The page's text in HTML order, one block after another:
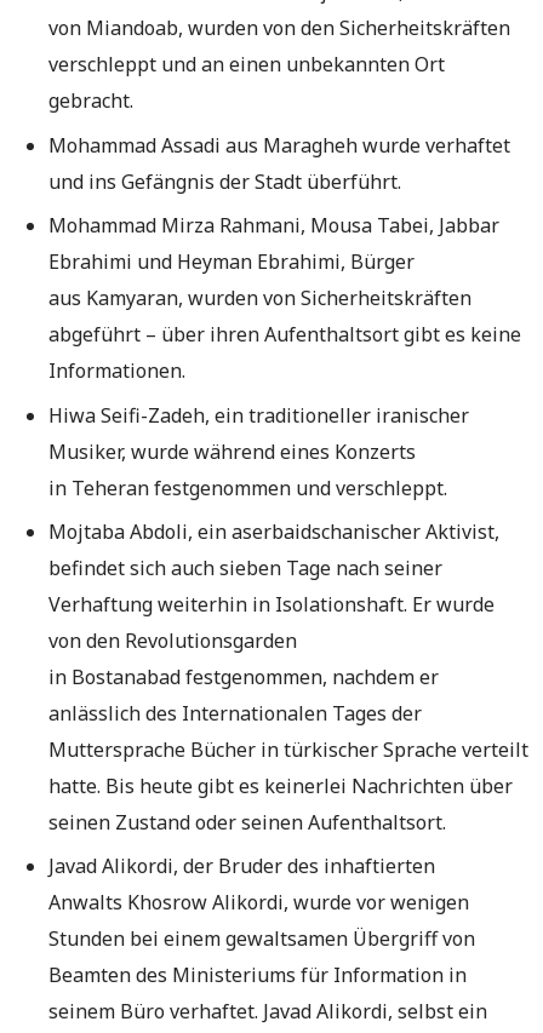
von Miandoab, wurden von den Sicherheitskräften
verschleppt und an einen unbekannten Ort
gebracht.
Mohammad Assadi aus Maragheh wurde verhaftet
und ins Gefängnis der Stadt überführt.
Mohammad Mirza Rahmani, Mousa Tabei, Jabbar
Ebrahimi und Heyman Ebrahimi, Bürger
aus Kamyaran, wurden von Sicherheitskräften
abgeführt – über ihren Aufenthaltsort gibt es keine
Informationen.
Hiwa Seifi-Zadeh, ein traditioneller iranischer
Musiker, wurde während eines Konzerts
in Teheran festgenommen und verschleppt.
Mojtaba Abdoli, ein aserbaidschanischer Aktivist,
befindet sich auch sieben Tage nach seiner
Verhaftung weiterhin in Isolationshaft. Er wurde
von den Revolutionsgarden
in Bostanabad festgenommen, nachdem er
anlässlich des Internationalen Tages der
Muttersprache Bücher in türkischer Sprache verteilt
hatte. Bis heute gibt es keinerlei Nachrichten über
seinen Zustand oder seinen Aufenthaltsort.
Javad Alikordi, der Bruder des inhaftierten
Anwalts Khosrow Alikordi, wurde vor wenigen
Stunden bei einem gewaltsamen Übergriff von
Beamten des Ministeriums für Information in
seinem Büro verhaftet. Javad Alikordi, selbst ein